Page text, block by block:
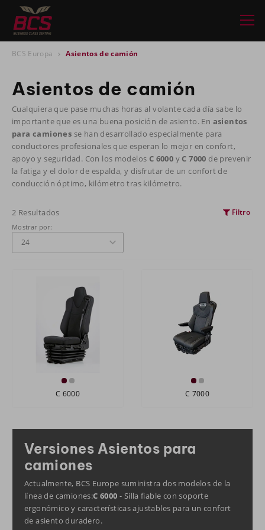
BCS Europa Asientos de camión
Asientos de camión
Cualquiera que pase muchas horas al volante cada día sabe lo
importante que es una buena posición de asiento. En asientos
para camiones se han desarrollado especialmente para
conductores profesionales que esperan lo mejor en confort,
apoyo y seguridad. Con los modelos C 6000 y C 7000 de prevenir
la fatiga y el dolor de espalda, y disfrutar de un confort de
conducción óptimo, kilómetro tras kilómetro.
2 Resultados
Filtro
Mostrar por:
C 6000 C 7000
Versiones Asientos para
camiones
Actualmente, BCS Europe suministra dos modelos de la
línea de camiones:C 6000 - Silla fiable con soporte
ergonómico y características ajustables para un confort
de asiento duradero.